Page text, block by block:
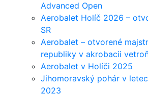
Advanced Open
Aerobalet Holíč 2026 –
SR
Aerobalet – otvorené
republiky v akrobacii
Aerobalet v Holíči 2025
Jihomoravský pohár v
2023